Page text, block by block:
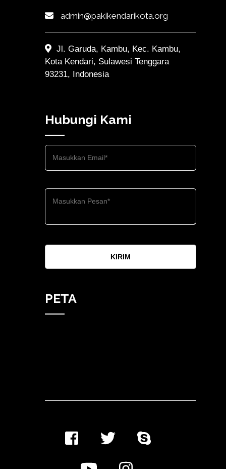
admin@pakikendarikota.org
Jl. Garuda, Kambu, Kec. Kambu,
Kota Kendari, Sulawesi Tenggara
93231, Indonesia
Hubungi Kami
KIRIM
PETA